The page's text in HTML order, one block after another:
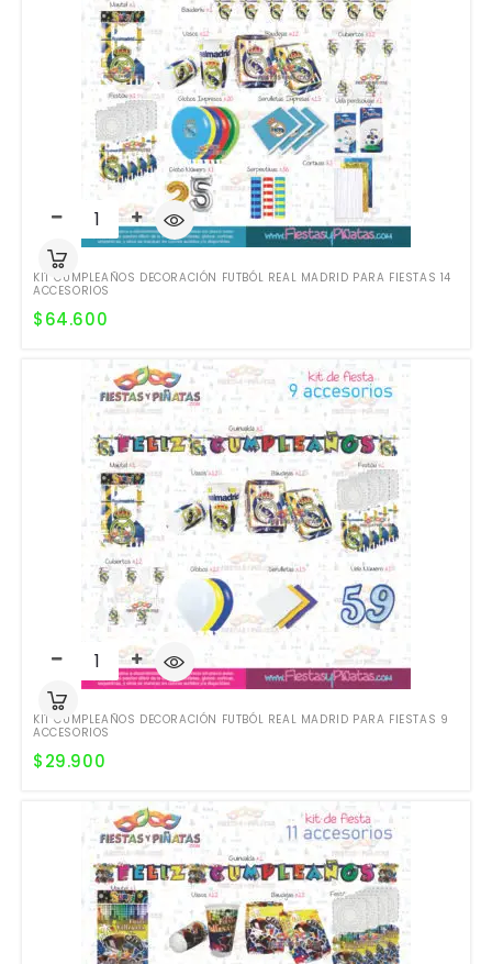
KIT CUMPLEAÑOS DECORACIÓN FUTBÓL REAL MADRID PARA FIESTAS 14
ACCESORIOS
$64.600
KIT CUMPLEAÑOS DECORACIÓN FUTBÓL REAL MADRID PARA FIESTAS 9
ACCESORIOS
$29.900